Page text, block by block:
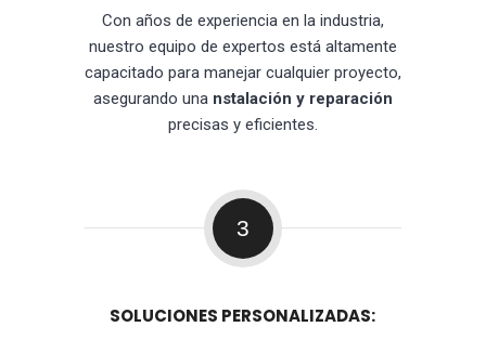
Con años de experiencia en la industria,
nuestro equipo de expertos está altamente
capacitado para manejar cualquier proyecto,
asegurando una nstalación y reparación
precisas y eficientes.
3
SOLUCIONES PERSONALIZADAS: